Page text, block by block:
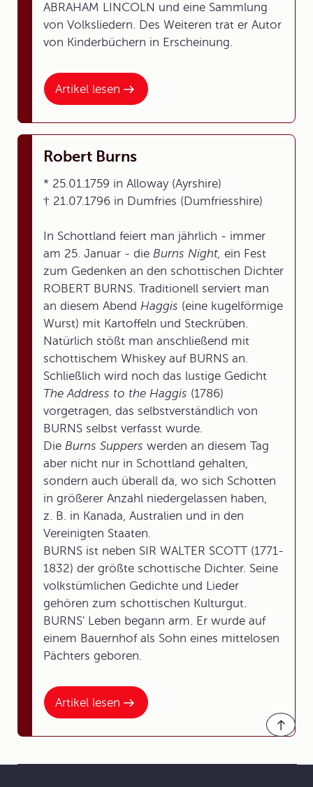
Artikel lesen
ABRAHAM LINCOLN und eine Sammlung
von Volksliedern. Des Weiteren trat er Autor
von Kinderbüchern in Erscheinung.
Artikel lesen
Robert Burns
* 25.01.1759 in Alloway (Ayrshire)
† 21.07.1796 in Dumfries (Dumfriesshire)
In Schottland feiert man jährlich - immer
am 25. Januar - die Burns Night, ein Fest
zum Gedenken an den schottischen Dichter
ROBERT BURNS. Traditionell serviert man
an diesem Abend Haggis (eine kugelförmige
Wurst) mit Kartoffeln und Steckrüben.
Natürlich stößt man anschließend mit
schottischem Whiskey auf BURNS an.
Schließlich wird noch das lustige Gedicht
The Address to the Haggis (1786)
vorgetragen, das selbstverständlich von
BURNS selbst verfasst wurde.
Die Burns Suppers werden an diesem Tag
aber nicht nur in Schottland gehalten,
sondern auch überall da, wo sich Schotten
in größerer Anzahl niedergelassen haben,
z. B. in Kanada, Australien und in den
Vereinigten Staaten.
BURNS ist neben SIR WALTER SCOTT (1771-
1832) der größte schottische Dichter. Seine
volkstümlichen Gedichte und Lieder
gehören zum schottischen Kulturgut.
BURNS' Leben begann arm. Er wurde auf
einem Bauernhof als Sohn eines mittelosen
Pächters geboren.